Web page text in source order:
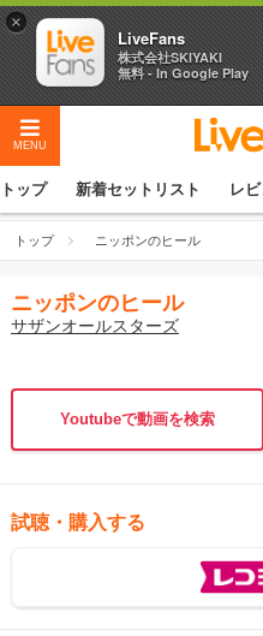
MENU
トップ 新着セットリスト レ
トップ ニッポンのヒール
ニッポンのヒール
サザンオールスターズ
Youtubeで動画を検索
試聴・購入する
×
LiveFans
株式会社SKIYAKI
無料 - In Google Play